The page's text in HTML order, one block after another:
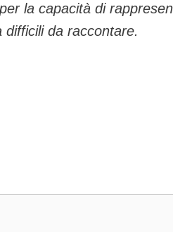
la capacità di
da raccontare.